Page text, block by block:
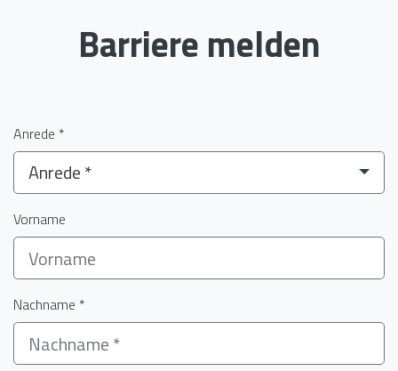
Barriere melden
Anrede *
Anrede *
Vorname
Nachname *